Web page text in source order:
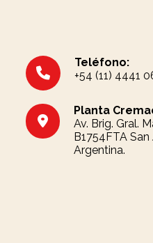
Teléfono:
+54 (11) 4441
Planta
Av. Brig. Gral.
B1754FTA
Argentina.